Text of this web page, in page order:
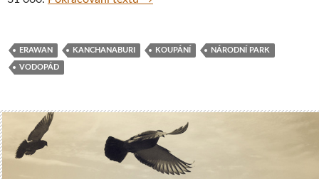
ERAWAN KANCHANABURI KOUPÁNÍ NÁRODNÍ PARK
VODOPÁD